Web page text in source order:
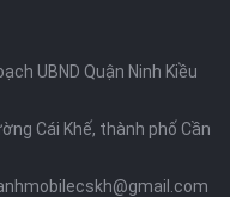
UBND Quận Ninh Kiều
Cái Khế, thành phố Cần